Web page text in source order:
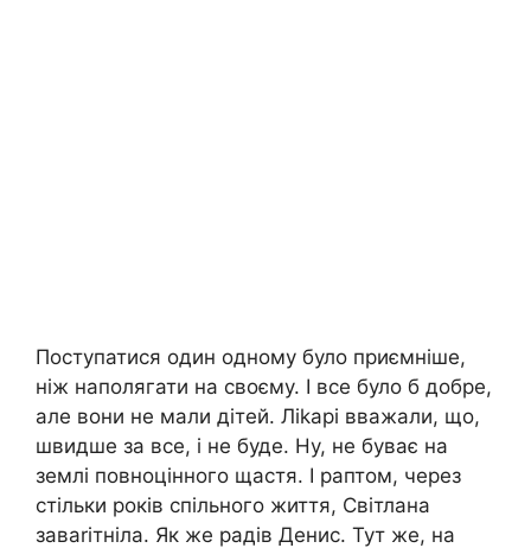
Поступатися один одному було приємніше,
ніж наполягати на своєму. І все було б добре,
але вони не мали дітей. Ліkарі вважали, що,
швидше за все, і не буде. Ну, не буває на
землі повноцінного щастя. І раптом, через
стільки років спільного життя, Світлана
заваrітніла. Як же радів Денис. Тут же, на